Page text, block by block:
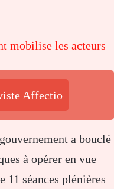
mobilise les acteurs
Affectio
a bouclé
à opérer en vue
séances plénières